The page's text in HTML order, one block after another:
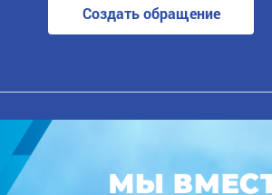
Создать обращение